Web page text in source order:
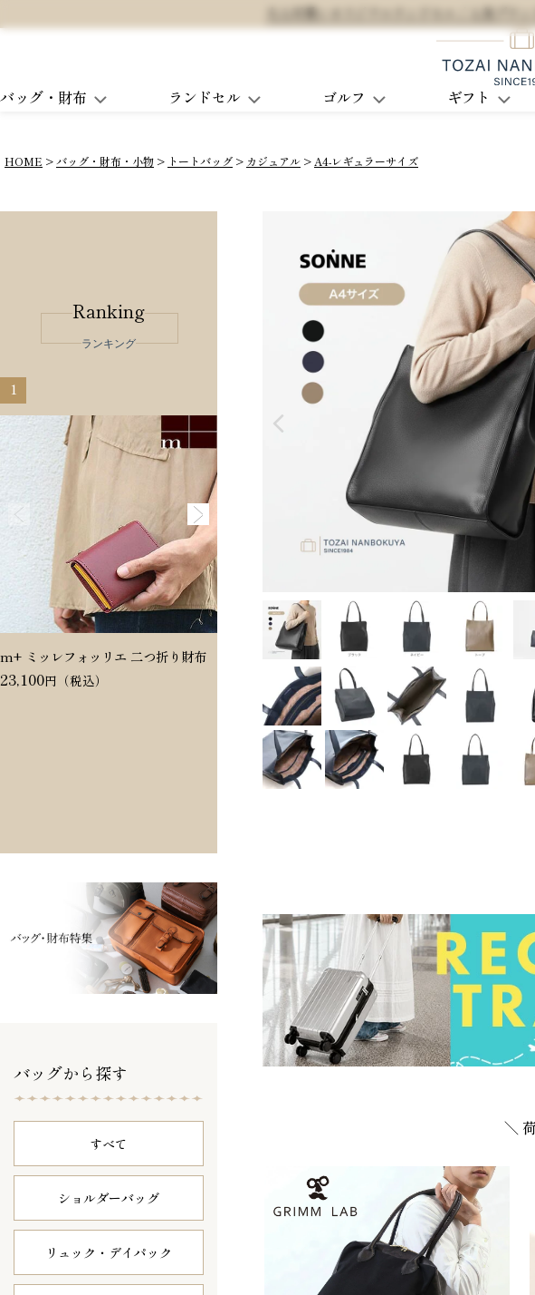
大人可愛いオリジナルランドセル / 人気ブラ
バッグ・財布 ランドセル ゴルフ ギフト
HOME バッグ・財布・小物 トートバッグ カジュアル A4-レギュラーサイズ
Ranking
ランキング
1
m+ ミッレフォッリエ 二つ折り財布
23,100
Dakota ヴィタミーナ 二つ折り財布
3
PORTER ポ
トバッグ
25,300
バッグから探す
すべて
ショルダーバッグ
リュック・ デイパック
＼